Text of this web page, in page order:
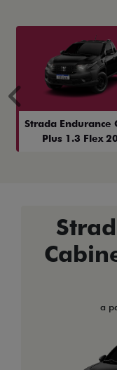
Strada Endurance
Plus 1.3 Flex
a